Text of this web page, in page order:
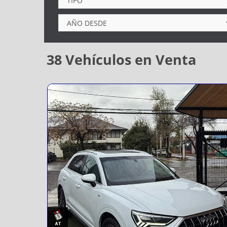
38Vehículos en Venta